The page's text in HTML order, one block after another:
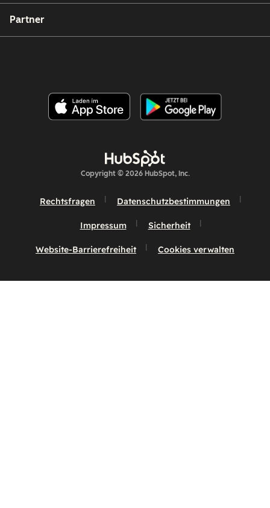
Partner
Copyright © 2026 HubSpot, Inc.
Rechtsfragen Datenschutzbestimmungen
Impressum Sicherheit
Website-Barrierefreiheit Cookies verwalten